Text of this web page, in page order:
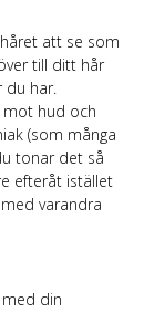
att se som
till ditt hår
du har.
mot hud och
(som många
tonar det så
efteråt istället
varandra
din